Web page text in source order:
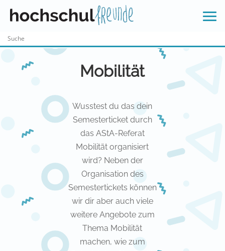
Mobilität
Wusstest du das dein
Semesterticket durch
das AStA-Referat
Mobilität organisiert
wird? Neben der
Organisation des
Semestertickets können
wir dir aber auch viele
weitere Angebote zum
Thema Mobilität
machen, wie zum